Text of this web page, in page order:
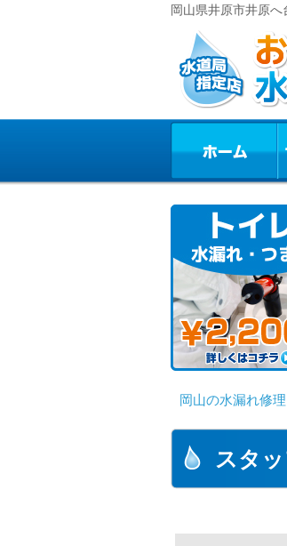
岡山県井原市井原
岡山の水漏れ修
スタ